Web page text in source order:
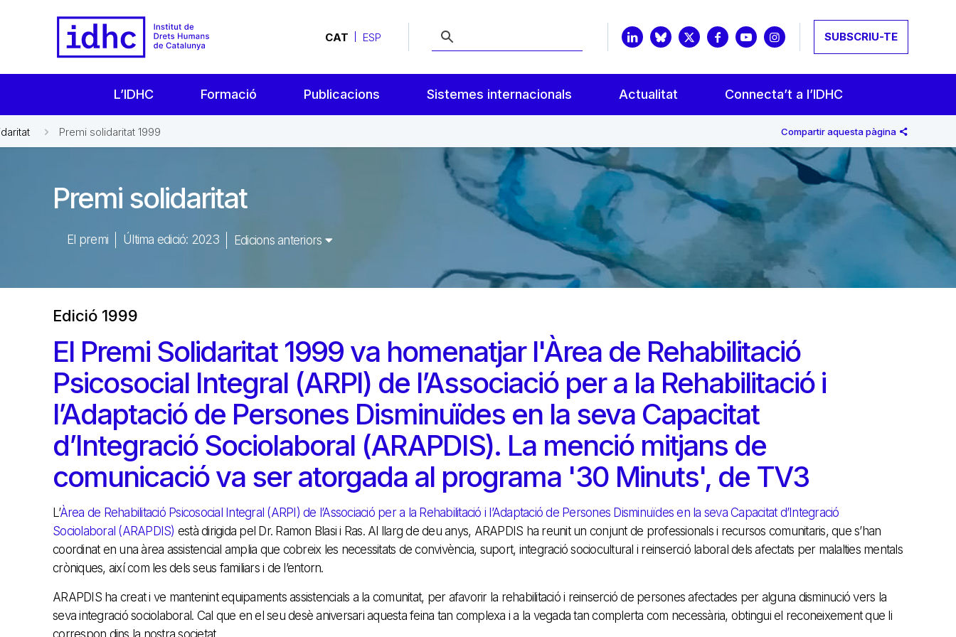
CAT ESP SUBSCRIU-TE
L’IDHC Formació Publicacions Sistemes internacionals Actualitat Connecta’t a l’IDHC
Premi solidaritat 1999 Compartir aquesta pàgina
Premi solidaritat
El premi Última edició: 2023 Edicions anteriors
Edició 1999
El Premi Solidaritat 1999 va homenatjar l'Àrea de Rehabilitació
Psicosocial Integral (ARPI) de l’Associació per a la Rehabilitació i
l’Adaptació de Persones Disminuïdes en la seva Capacitat
d’Integració Sociolaboral (ARAPDIS). La menció mitjans de
comunicació va ser atorgada al programa '30 Minuts', de TV3
L’Àrea de Rehabilitació Psicosocial Integral (ARPI) de l’Associació per a la Rehabilitació i l’Adaptació de Persones Disminuïdes en la seva Capacitat d’Integració
Sociolaboral (ARAPDIS) està dirigida pel Dr. Ramon Blasi i Ras. Al llarg de deu anys, ARAPDIS ha reunit un conjunt de professionals i recursos comunitaris, que s’han
coordinat en una àrea assistencial amplia que cobreix les necessitats de convivència, suport, integració sociocultural i reinserció laboral dels afectats per malalties mentals
cròniques, així com les dels seus familiars i de l’entorn.
ARAPDIS ha creat i ve mantenint equipaments assistencials a la comunitat, per afavorir la rehabilitació i reinserció de persones afectades per alguna disminució vers la
seva integració sociolaboral. Cal que en el seu desè aniversari aquesta feina tan complexa i a la vegada tan complerta com necessària, obtingui el reconeixement que li
correspon dins la nostra societat.